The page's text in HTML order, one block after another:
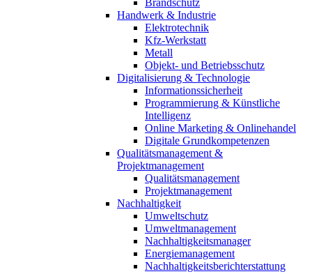
Handwerk & Industrie
Elektrotechnik
Kfz-Werkstatt
Metall
Objekt- und Betriebsschutz
Digitalisierung & Technologie
Informationssicherheit
Programmierung & Künstliche
Intelligenz
Online Marketing & Onlinehandel
Digitale Grundkompetenzen
Qualitätsmanagement &
Projektmanagement
Qualitätsmanagement
Projektmanagement
Nachhaltigkeit
Umweltschutz
Umweltmanagement
Nachhaltigkeitsmanager
Energiemanagement
Nachhaltigkeitsberichterstattung